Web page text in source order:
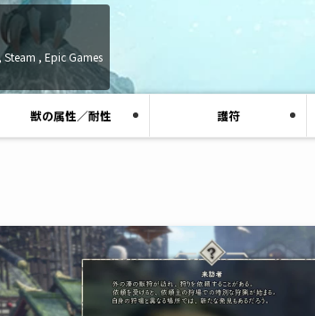
Steam , Epic Games
獣の属性／耐性 護符